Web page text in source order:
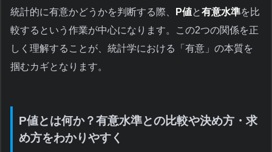
統計的に有意かどうかを判断する際、 P値と有意水準を比
較するという作業が中心になります。この2つの関係を正
しく理解することが、統計学における「有意」の本質を
掴むカギとなります。
P値とは何か？有意水準との比較や決め方・求
め方をわかりやすく